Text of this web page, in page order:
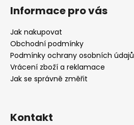
Informace pro vás
Jak nakupovat
Obchodní podmínky
Podmínky ochrany osobních údajů
Vrácení zboží a reklamace
Jak se správně změřit
Kontakt